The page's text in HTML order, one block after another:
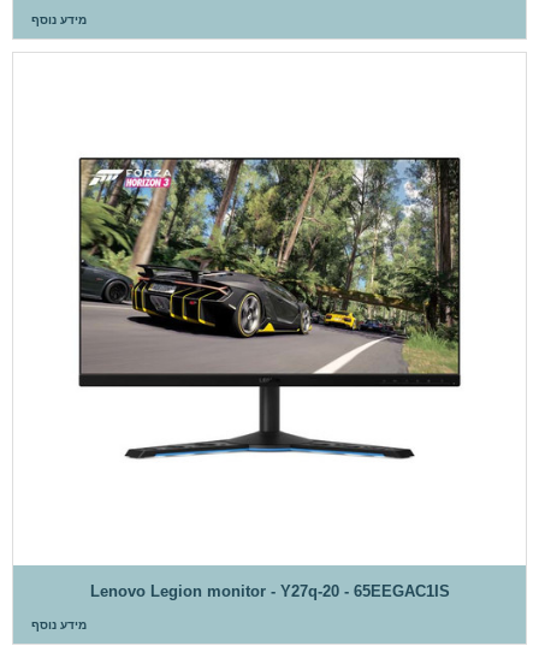
מידע נוסף
Lenovo Legion monitor - Y27q-20 - 65EEGAC1IS
מידע נוסף